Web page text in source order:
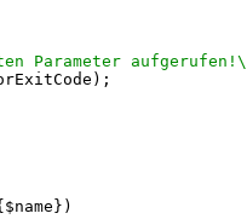
Parameter